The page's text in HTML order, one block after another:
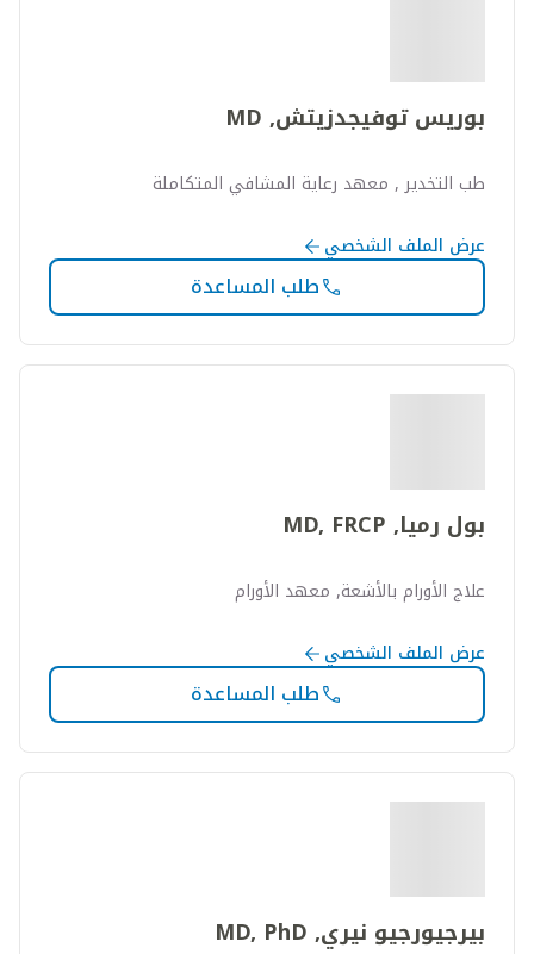
بوريس توفيجدزيتش, MD
طب التخدير , معهد رعاية المشافي المتكاملة
عرض الملف الشخصي
طلب المساعدة
بول رميا, MD, FRCP
علاج الأورام بالأشعة, معهد الأورام
عرض الملف الشخصي
طلب المساعدة
بيرجيورجيو نيري, MD, PhD